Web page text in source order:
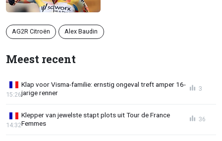
AG2R Citroën Alex Baudin
Meest recent
Klap voor Visma-familie: ernstig ongeval treft amper 16-
jarige renner
15:26
3
Klepper van jewelste stapt plots uit Tour de France
Femmes
14:32
36